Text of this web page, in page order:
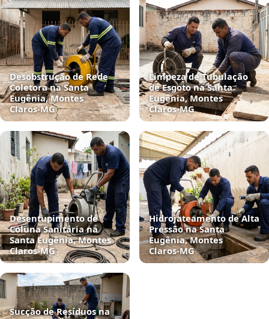
Desobstrução de Rede
Coletora na Santa
Eugênia, Montes
Claros‑MG
Limpeza de Tubulação
de Esgoto na Santa
Eugênia, Montes
Claros‑MG
Desentupimento de
Coluna Sanitária na
Santa Eugênia, Montes
Claros‑MG
Hidrojateamento de Alta
Pressão na Santa
Eugênia, Montes
Claros‑MG
Sucção de Resíduos na